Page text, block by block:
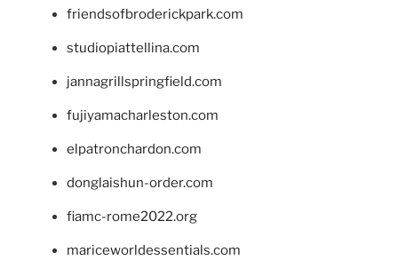
friendsofbroderickpark.com
studiopiattellina.com
jannagrillspringfield.com
fujiyamacharleston.com
elpatronchardon.com
donglaishun-order.com
fiamc-rome2022.org
mariceworldessentials.com